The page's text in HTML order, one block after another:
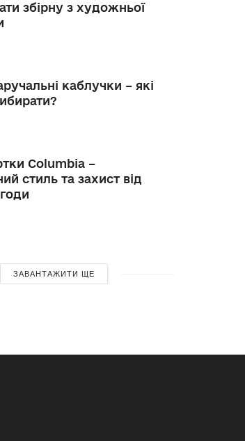
збірну з художньої
каблучки – які
Columbia –
стиль та захист від
ЗАВАНТАЖИТИ ЩЕ